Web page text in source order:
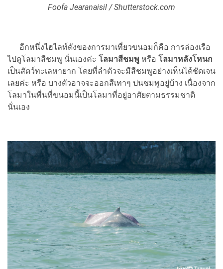
Foofa Jearanaisil / Shutterstock.com
อีกหนึ่งไฮไลท์ดังของการมาเที่ยวขนอมก็คือ การล่องเรือ
ไปดูโลมาสีชมพู นั่นเองค่ะ โลมาสีชมพู หรือ โลมาหลังโหนก
เป็นสัตว์ทะเลหายาก โดยที่ลำตัวจะมีสีชมพูอย่างเห็นได้ชัดเจน
เลยค่ะ หรือ บางตัวอาจจะออกสีเทาๆ ปนชมพูอยู่บ้าง เนื่องจาก
โลมาในพื่นที่ขนอมนี้เป็นโลมาที่อยู่อาศัยตามธรรมชาติ
นั่นเอง